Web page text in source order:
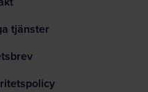
tjänster